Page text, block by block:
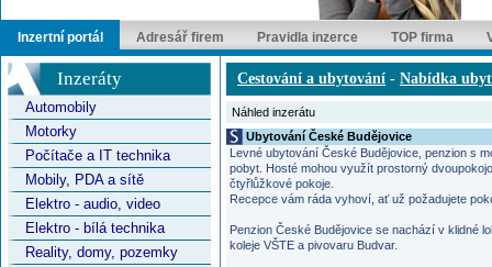
Inzertní portál Adresář firem Pravidla inzerce TOP firma
Inzeráty
Automobily
Motorky
Počítače a IT technika
Mobily, PDA a sítě
Elektro - audio, video
Elektro - bílá technika
Reality, domy, pozemky
Cestování a ubytování - Nabídka
Náhled inzerátu
Ubytování České Budějovice
Levné ubytování České Budějovice, penzion s
pobyt. Hosté mohou využít prostorný
čtyřlůžkové pokoje.
Recepce vám ráda vyhoví, ať už požadujete
Penzion České Budějovice se nachází v klidné
koleje VŠTE a pivovaru Budvar.